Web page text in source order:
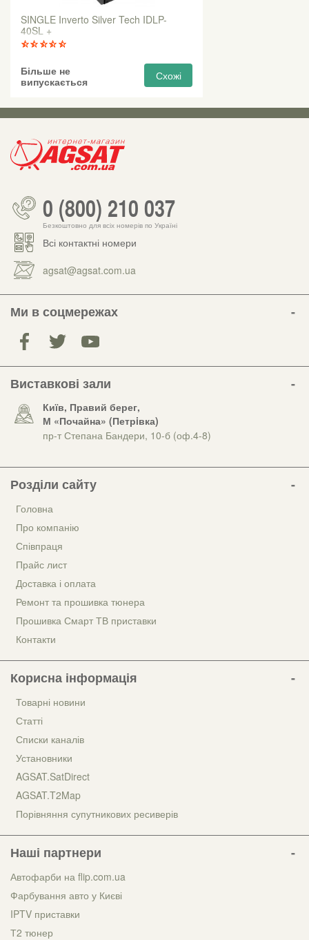
SINGLE Inverto Silver Tech IDLP-
40SL +
Більше не
випускається
Схожі
0 (800) 210 037
Безкоштовно для всіх номерів по Україні
Всі контактні номери
agsat@agsat.com.ua
Ми в соцмережах
Виставкові зали
Київ, Правий берег,
М «Почайна» (Петрiвка)
пр-т Степана Бандери, 10-б (оф.4-8)
Розділи сайту
Головна
Про компанію
Співпраця
Прайс лист
Доставка і оплата
Ремонт та прошивка тюнера
Прошивка Смарт ТВ приставки
Контакти
Корисна інформація
Товарні новини
Статті
Списки каналів
Установники
AGSAT.SatDirect
AGSAT.T2Map
Порівняння супутникових ресиверів
Наші партнери
Автофарби на flip.com.ua
Фарбування авто у Києві
IPTV приставки
Т2 тюнер